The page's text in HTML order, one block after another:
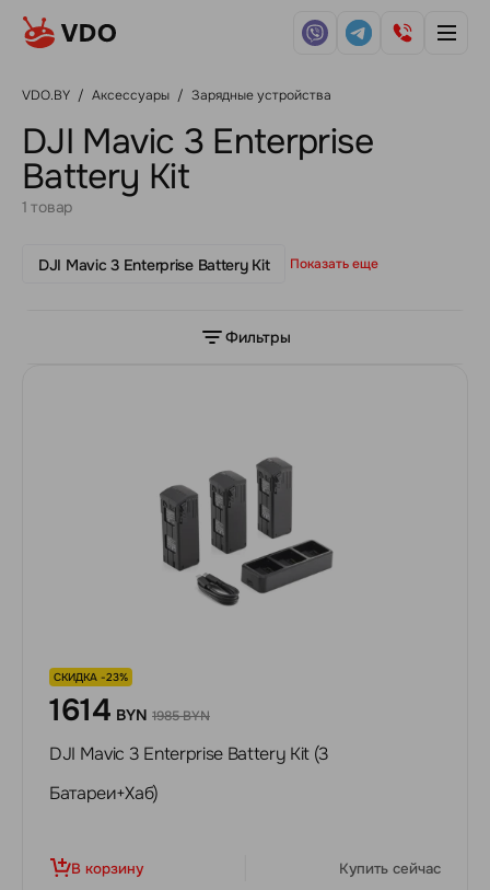
VDO.BY / Аксессуары / Зарядные устройства
DJI Mavic 3 Enterprise
Battery Kit
1 товар
DJI Mavic 3 Enterprise Battery Kit Показать еще
Фильтры
СКИДКА -23%
1614 BYN 1985 BYN
DJI Mavic 3 Enterprise Battery Kit (3
Батареи+Хаб)
В корзину Купить сейчас